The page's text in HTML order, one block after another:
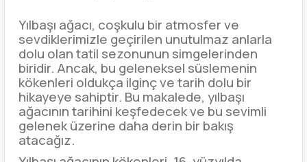
Yılbaşı ağacı, coşkulu bir atmosfer ve
sevdiklerimizle geçirilen unutulmaz anlarla
dolu olan tatil sezonunun simgelerinden
biridir. Ancak, bu geleneksel süslemenin
kökenleri oldukça ilginç ve tarih dolu bir
hikayeye sahiptir. Bu makalede, yılbaşı
ağacının tarihini keşfedecek ve bu sevimli
gelenek üzerine daha derin bir bakış
atacağız.